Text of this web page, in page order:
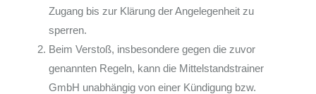
Zugang bis zur Klärung der Angelegenheit zu
sperren.
Beim Verstoß, insbesondere gegen die zuvor
genannten Regeln, kann die Mittelstandstrainer
GmbH unabhängig von einer Kündigung bzw.